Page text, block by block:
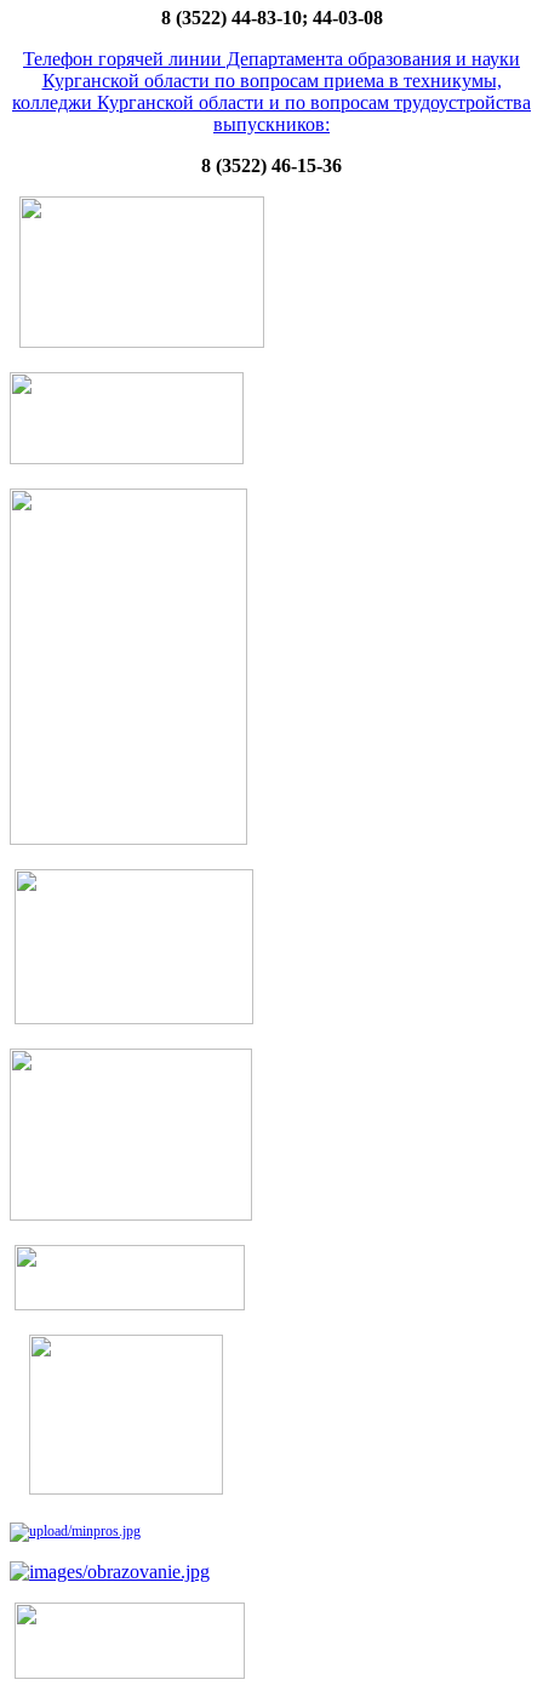
8 (3522) 44-83-10; 44-03-08
Телефон горячей линии Департамента образования и науки
Курганской области по вопросам приема в техникумы,
колледжи Курганской области и по вопросам трудоустройства
выпускников:
8 (3522) 46-15-36